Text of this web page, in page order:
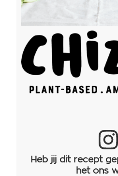
Heb jij dit recept
het ons